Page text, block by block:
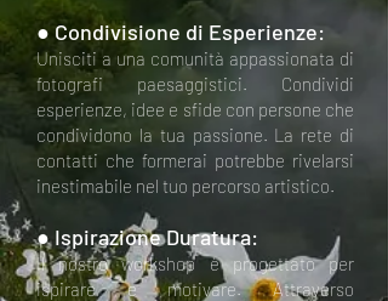
● Condivisione di Esperienze:
Unisciti a una comunità appassionata di
fotografi paesaggistici. Condividi
esperienze, idee e sfide con persone che
condividono la tua passione. La rete di
contatti che formerai potrebbe rivelarsi
inestimabile nel tuo percorso artistico.
● Ispirazione Duratura:
Il nostro workshop è progettato per
ispirare e motivare. Attraverso